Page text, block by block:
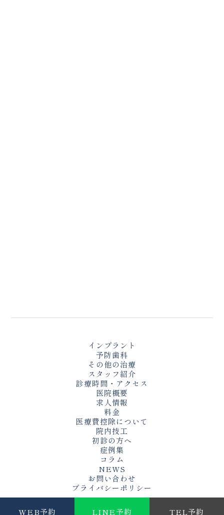
インプラント
予防歯科
その他の治療
スタッフ紹介
診療時間・アクセス
医院概要
求人情報
料金
医療費控除について
院内技工
初診の方へ
症例集
コラム
NEWS
お問い合わせ
プライバシーポリシー
WEB予約 LINE予約 TEL予約